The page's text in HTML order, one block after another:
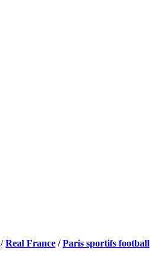
/Real France /Paris sportifs football